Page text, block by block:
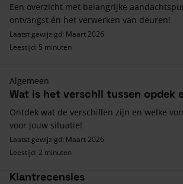
Een overzicht met belangrijke
ontvangst én het verwerken van deuren!
Laatst gewijzigd: Maart 2026
Leestijd: 5 minuten
Algemeen
Wat is het verschil tussen opdek
Ontdek wat de verschillen zijn en welke
voor jouw situatie!
Laatst gewijzigd: Maart 2026
Leestijd: 2 minuten
Klantrecensies